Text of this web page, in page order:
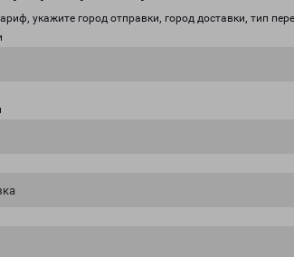
укажите город отправки, город доставки, тип